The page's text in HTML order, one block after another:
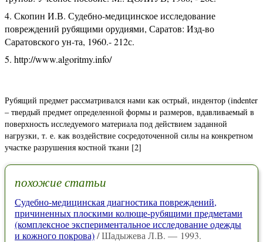
Скопин И.В. Судебно-медицинское исследование
повреждений рубящими орудиями, Саратов: Изд-во
Саратовского ун-та, 1960.- 212с.
http://www.algoritmy.info/
Рубящий предмет рассматривался нами как острый, индентор (indenter
– твердый предмет определенной формы и размеров, вдавливаемый в
поверхность исследуемого материала под действием заданной
нагрузки, т. е. как воздействие сосредоточенной силы на конкретном
участке разрушения костной ткани [2]
похожие статьи
Судебно-медицинская диагностика повреждений,
причиненных плоскими колюще-рубящими предметами
(комплексное экспериментальное исследование одежды
и кожного покрова)/ Шадыжева Л.В. — 1993.